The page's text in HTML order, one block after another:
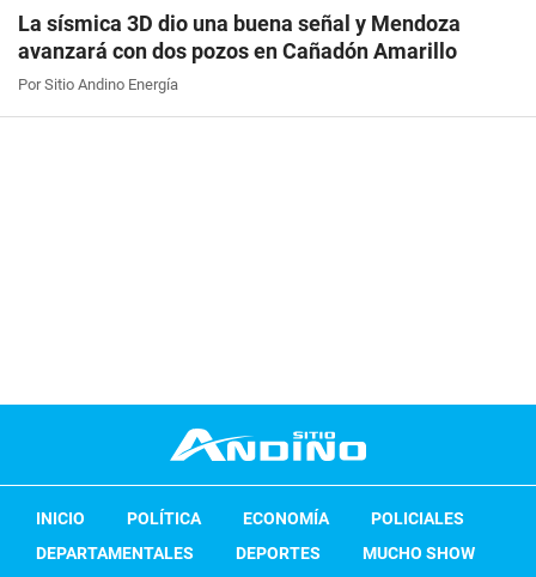
La sísmica 3D dio una buena señal y Mendoza
avanzará con dos pozos en Cañadón Amarillo
Por Sitio Andino Energía
INICIO POLÍTICA ECONOMÍA
POLICIALES
DEPARTAMENTALES
DEPORTES MUCHO SHOW